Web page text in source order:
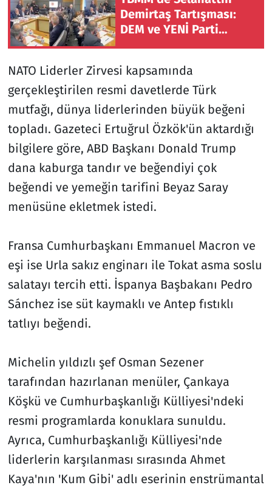
Demirtaş Tartışması:
DEM ve YENİ Parti
NATO Liderler Zirvesi kapsamında
gerçekleştirilen resmi davetlerde Türk
mutfağı, dünya liderlerinden büyük beğeni
topladı. Gazeteci Ertuğrul Özkök'ün aktardığı
bilgilere göre, ABD Başkanı Donald Trump
dana kaburga tandır ve beğendiyi çok
beğendi ve yemeğin tarifini Beyaz Saray
menüsüne ekletmek istedi.
Fransa Cumhurbaşkanı Emmanuel Macron ve
eşi ise Urla sakız enginarı ile Tokat asma soslu
salatayı tercih etti. İspanya Başbakanı Pedro
Sánchez ise süt kaymaklı ve Antep fıstıklı
tatlıyı beğendi.
Michelin yıldızlı şef Osman Sezener
tarafından hazırlanan menüler, Çankaya
Köşkü ve Cumhurbaşkanlığı Külliyesi'ndeki
resmi programlarda konuklara sunuldu.
Ayrıca, Cumhurbaşkanlığı Külliyesi'nde
liderlerin karşılanması sırasında Ahmet
Kaya'nın 'Kum Gibi' adlı eserinin enstrümantal